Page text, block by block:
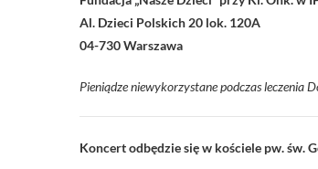
Al. Dzieci Polskich 20 lok. 120A
04-730 Warszawa
Pieniądze niewykorzystane podczas leczenia
Koncert odbędzie się w kościele pw. św.